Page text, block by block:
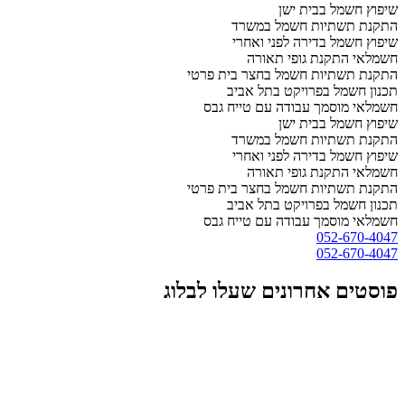
שיפוץ חשמל בבית ישן
התקנת תשתיות חשמל במשרד
שיפוץ חשמל בדירה לפני ואחרי
חשמלאי התקנת גופי תאורה
התקנת תשתיות חשמל בחצר בית פרטי
תכנון חשמל בפרויקט בתל אביב
חשמלאי מוסמך עבודה עם טייח גבס
שיפוץ חשמל בבית ישן
התקנת תשתיות חשמל במשרד
שיפוץ חשמל בדירה לפני ואחרי
חשמלאי התקנת גופי תאורה
התקנת תשתיות חשמל בחצר בית פרטי
תכנון חשמל בפרויקט בתל אביב
חשמלאי מוסמך עבודה עם טייח גבס
052-670-4047
052-670-4047
פוסטים אחרונים שעלו לבלוג